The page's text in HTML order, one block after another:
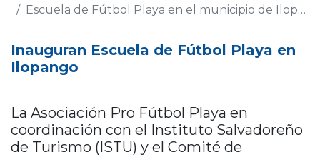
Escuela de Fútbol Playa en el municipio de Ilopango
Inauguran Escuela de Fútbol Playa en
Ilopango
La Asociación Pro Fútbol Playa en
coordinación con el Instituto Salvadoreño
de Turismo (ISTU) y el Comité de